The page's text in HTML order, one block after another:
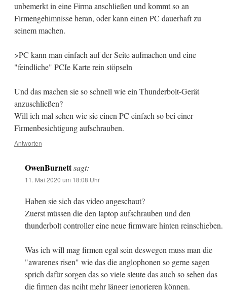
unbemerkt in eine Firma anschließen und kommt so an
Firmengehimnisse heran, oder kann einen PC dauerhaft zu
seinem machen.
>PC kann man einfach auf der Seite aufmachen und eine
"feindliche" PCIe Karte rein stöpseln
Und das machen sie so schnell wie ein Thunderbolt-Gerät
anzuschließen?
Will ich mal sehen wie sie einen PC einfach so bei einer
Firmenbesichtigung aufschrauben.
Antworten
OwenBurnett sagt:
11. Mai 2020 um 18:08 Uhr
Haben sie sich das video angeschaut?
Zuerst müssen die den laptop aufschrauben und den
thunderbolt controller eine neue firmware hinten reinschieben.
Was ich will mag firmen egal sein deswegen muss man die
"awarenes risen" wie das die anglophonen so gerne sagen
sprich dafür sorgen das so viele sleute das auch so sehen das
die firmen das nciht mehr länger ignorieren können.